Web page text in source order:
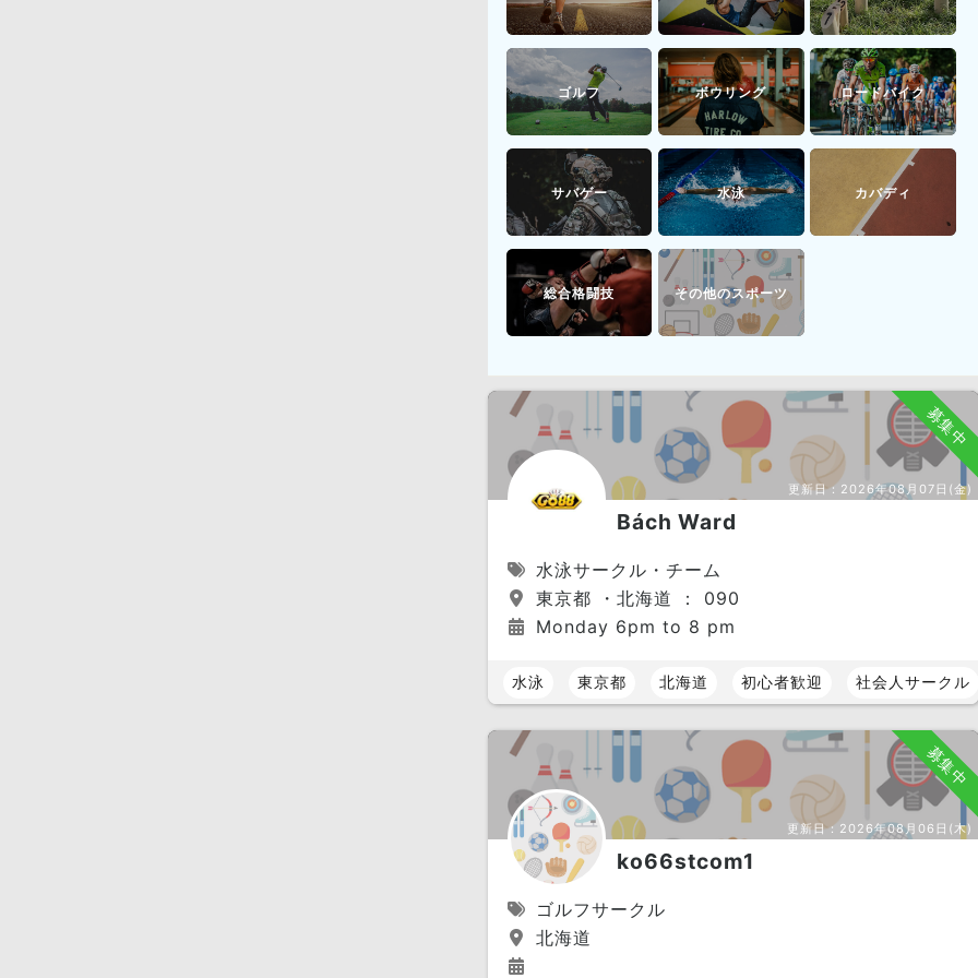
ゴルフ ボウリング ロードバイク
サバゲー 水泳 カバディ
総合格闘技 その他のスポーツ
募集中
更新日： 2026年08月07日(金)
Bách Ward
水泳サークル・チーム
東京都 ・北海道 ： 090
Monday 6pm to 8 pm
水泳 東京都 北海道 初心者歓迎 社会人サークル
募集中
更新日： 2026年08月06日(木)
ko66stcom1
ゴルフサークル
北海道